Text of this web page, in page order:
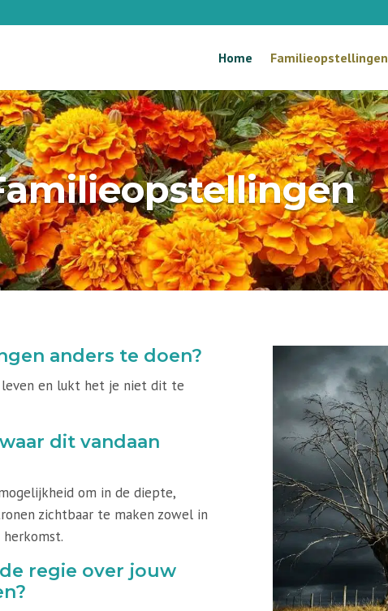
Home Familieopstellingen
anders te doen?
leven en lukt het je niet dit te
dit vandaan
om in de diepte,
zichtbaar te maken zowel in
regie over jouw